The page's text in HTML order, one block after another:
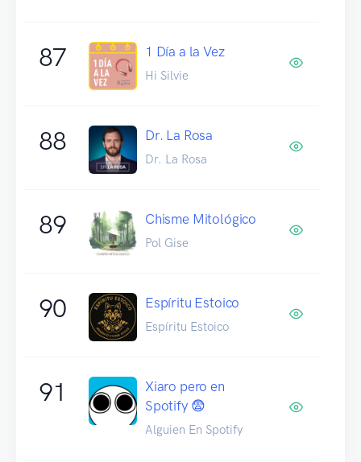
87 1 Día a la Vez
Hi Silvie
88 Dr. La Rosa
Dr. La Rosa
89 Chisme Mitológico
Pol Gise
90 Espíritu Estoico
Espíritu Estoico
91
Xiaro pero en
Spotify 😨
Alguien En Spotify